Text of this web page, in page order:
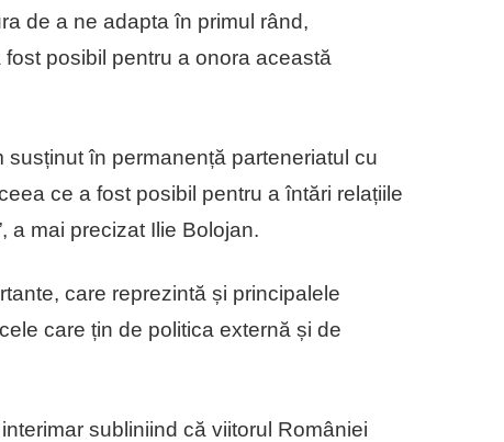
de a ne adapta în primul rând,
posibil pentru a onora această
în permanență parteneriatul cu
ce a fost posibil pentru a întări relațiile
a mai precizat Ilie Bolojan.
care reprezintă și principalele
care țin de politica externă și de
subliniind că viitorul României